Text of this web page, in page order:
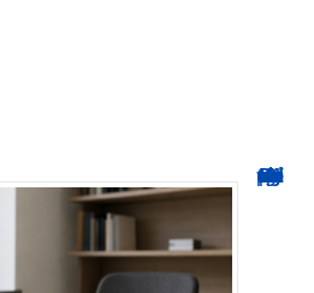
Hyperplanning INSA CVL : comment suivre votre planning ?